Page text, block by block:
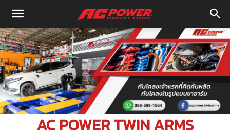
AC POWER TWIN ARMS